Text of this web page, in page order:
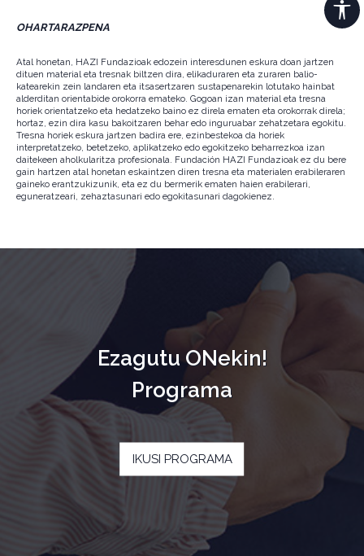
OHARTARAZPENA
Atal honetan, HAZI Fundazioak edozein interesdunen eskura doan jartzen
dituen material eta tresnak biltzen dira, elikaduraren eta zuraren balio-
katearekin zein landaren eta itsasertzaren sustapenarekin lotutako hainbat
alderditan orientabide orokorra emateko. Gogoan izan material eta tresna
horiek orientatzeko eta hedatzeko baino ez direla ematen eta orokorrak direla;
hortaz, ezin dira kasu bakoitzaren behar edo inguruabar zehatzetara egokitu.
Tresna horiek eskura jartzen badira ere, ezinbestekoa da horiek
interpretatzeko, betetzeko, aplikatzeko edo egokitzeko beharrezkoa izan
daitekeen aholkularitza profesionala. Fundación HAZI Fundazioak ez du bere
gain hartzen atal honetan eskaintzen diren tresna eta materialen erabileraren
gaineko erantzukizunik, eta ez du bermerik ematen haien erabilerari,
eguneratzeari, zehaztasunari edo egokitasunari dagokienez.
Ezagutu ONekin!
Programa
IKUSI PROGRAMA